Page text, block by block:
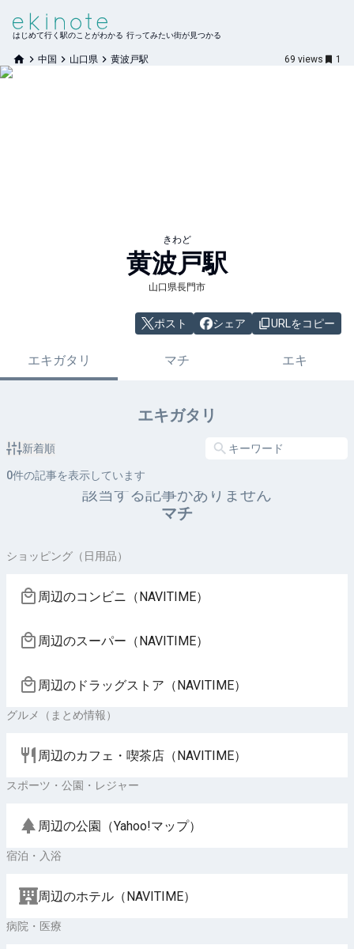
はじめて行く駅のことがわかる 行ってみたい街が見つかる
中国 山口県 黄波戸駅 69 views 1
きわど
黄波戸駅
山口県長門市
ポスト シェア URLをコピー
エキガタリ マチ エキ
エキガタリ
新着順
0件の記事を表示しています
該当する記事がありません
マチ
ショッピング（日用品）
周辺のコンビニ（NAVITIME）
周辺のスーパー（NAVITIME）
周辺のドラッグストア（NAVITIME）
グルメ（まとめ情報）
周辺のカフェ・喫茶店（NAVITIME）
スポーツ・公園・レジャー
周辺の公園（Yahoo!マップ）
宿泊・入浴
周辺のホテル（NAVITIME）
病院・医療